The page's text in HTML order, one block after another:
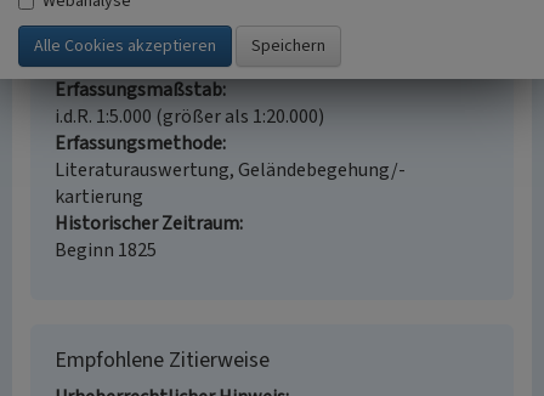
41540 Dormagen - Delhoven / Nordrhein-Westfalen
Fachsicht(en)
Kulturlandschaftspflege
Erfassungsmaßstab
i.d.R. 1:5.000 (größer als 1:20.000)
Erfassungsmethode
Literaturauswertung, Geländebegehung/-
kartierung
Historischer Zeitraum
Beginn 1825
Empfohlene Zitierweise